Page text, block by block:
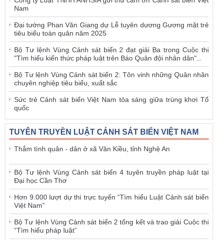
Nam
Đại tướng Phan Văn Giang dự Lễ tuyên dương Gương mặt trẻ
tiêu biểu toàn quân năm 2025
Bộ Tư lệnh Vùng Cảnh sát biển 2 đạt giải Ba trong Cuộc thi
"Tìm hiểu kiến thức pháp luật trên Báo Quân đội nhân dân"...
Bộ Tư lệnh Vùng Cảnh sát biển 2: Tôn vinh những Quân nhân
chuyên nghiệp tiêu biểu, xuất sắc
Sức trẻ Cảnh sát biển Việt Nam tỏa sáng giữa trùng khơi Tổ
quốc
TUYÊN TRUYỀN LUẬT CẢNH SÁT BIỂN VIỆT NAM
Thắm tình quân - dân ở xã Văn Kiều, tỉnh Nghệ An
Bộ Tư lệnh Vùng Cảnh sát biển 4 tuyên truyền pháp luật tại
Đại học Cần Thơ
Hơn 9.000 lượt dự thi trực tuyến “Tìm hiểu Luật Cảnh sát biển
Việt Nam”
Bộ Tư lệnh Vùng Cảnh sát biển 2 tổng kết và trao giải Cuộc thi
“Tìm hiểu pháp luật”